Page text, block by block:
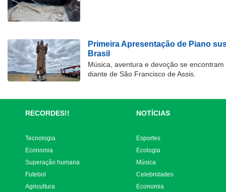
Primeira Apresentação de Piano
Brasil
Música, aventura e devoção se
diante de São Francisco de Assis.
RECORDES!! NOTÍCIAS
Tecnologia
Economia
Superação humana
Futebol
Agricultura
Esportes
Ecologia
Música
Celebridades
Economia